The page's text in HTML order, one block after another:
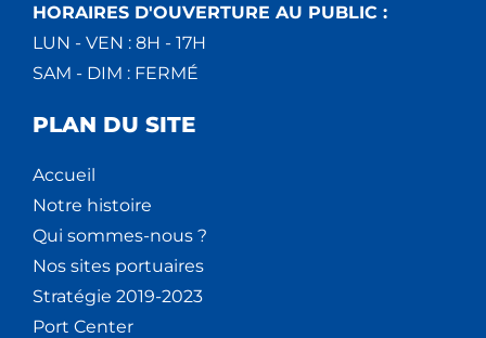
HORAIRES D'OUVERTURE AU PUBLIC :
LUN - VEN : 8H - 17H
SAM - DIM : FERMÉ
PLAN DU SITE
Accueil
Notre histoire
Qui sommes-nous ?
Nos sites portuaires
Stratégie 2019-2023
Port Center